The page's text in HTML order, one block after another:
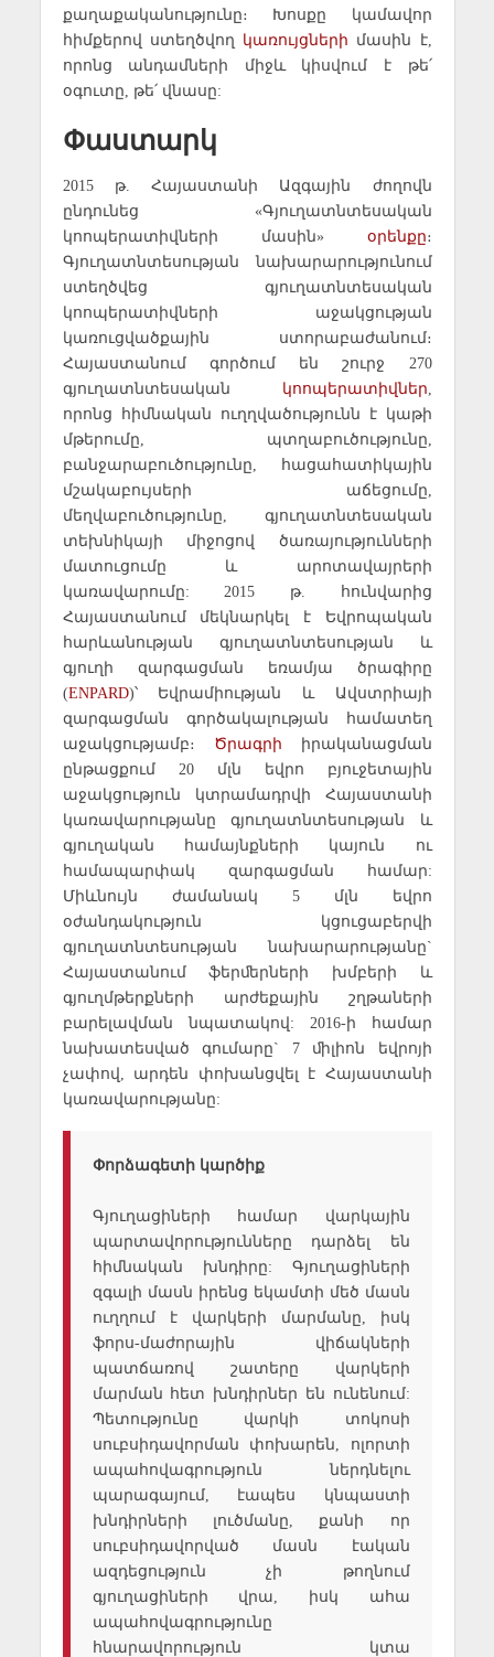
քաղաքականությունը։ Խոսքը կամավոր
հիմքերով ստեղծվող կառույցների մասին է,
որոնց անդամների միջև կիսվում է թե՛
օգուտը, թե՛ վնասը:
Փաստարկ
2015 թ.
Հայաստանի Ազգային ժողովն
ընդունեց «Գյուղատնտեսական
կոոպերատիվների մասին» օրենքը։
Գյուղատնտեսության նախարարությունում
ստեղծվեց գյուղատնտեսական
կոոպերատիվների աջակցության
կառուցվածքային ստորաբաժանում։
Հայաստանում գործում են շուրջ 270
գյուղատնտեսական կոոպերատիվներ
որոնց հիմնական ուղղվածությունն է կաթի
մթերումը, պտղաբուծությունը,
բանջարաբուծությունը, հացահատիկային
մշակաբույսերի աճեցումը,
մեղվաբուծությունը, գյուղատնտեսական
տեխնիկայի միջոցով ծառայությունների
մատուցումը և արոտավայրերի
կառավարումը: 2015 թ. հունվարից
Հայաստանում մեկնարկել է Եվրոպական
հարևանության գյուղատնտեսության և
գյուղի զարգացման եռամյա ծրագիրը
(ENPARD)՝ Եվրամիության և Ավստրիայի
զարգացման գործակալության համատեղ
աջակցությամբ։ Ծրագրի իրականացման
ընթացքում 20 մլն եվրո բյուջետային
աջակցություն կտրամադրվի Հայաստանի
կառավարությանը գյուղատնտեսության և
գյուղական համայնքների կայուն ու
համապարփակ զարգացման համար:
Միևնույն ժամանակ 5 մլն եվրո
օժանդակություն կցուցաբերվի
գյուղատնտեսության նախարարությանը`
Հայաստանում ֆերﬔրների խմբերի և
գյուղմթերքների արժեքային շղթաների
բարելավման նպատակով: 2016-ի համար
նախատեսված գումարը` 7 ﬕլիոն եվրոյի
չափով, արդեն փոխանցվել է Հայաստանի
կառավարությանը:
Փորձագետի կարծիք
Գյուղացիների համար վարկային
պարտավորությունները դարձել են
հիմնական խնդիրը: Գյուղացիների
զգալի մասն իրենց եկամտի մեծ մասն
ուղղում է վարկերի մարմանը, իսկ
ֆորս-մաժորային վիճակների
պատճառով շատերը վարկերի
մարման հետ խնդիրներ են ունենում:
Պետությունը վարկի տոկոսի
սուբսիդավորման փոխարեն, ոլորտի
ապահովագրություն ներդնելու
պարագայում, էապես կնպաստի
խնդիրների լուծմանը, քանի որ
սուբսիդավորված մասն էական
ազդեցություն չի թողնում
գյուղացիների վրա, իսկ ահա
ապահովագրությունը
հնարավորություն կտա